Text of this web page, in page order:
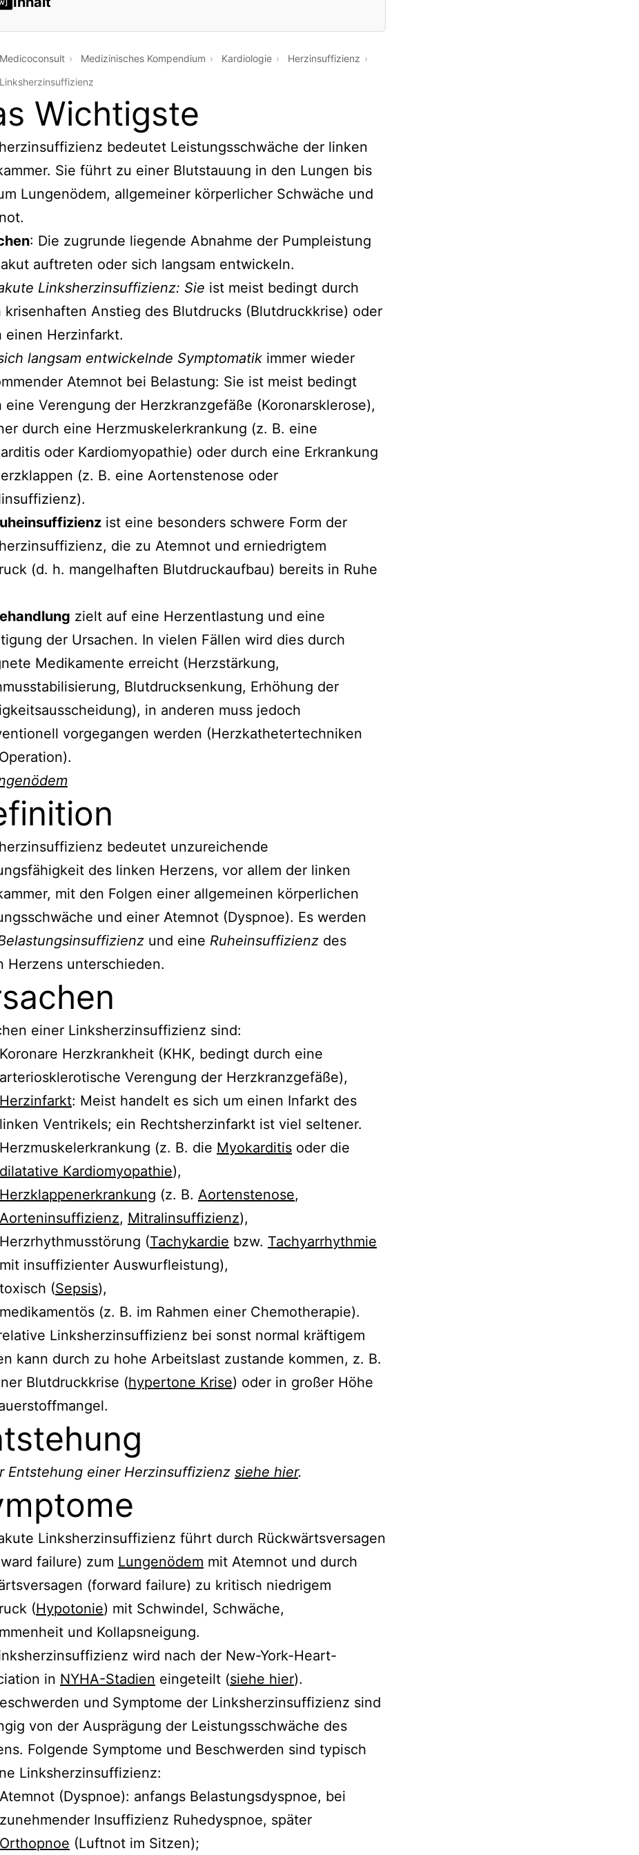
Medicoconsult Medizinisches Kompendium Kardiologie
Herzinsuffizienz
Linksherzinsuffizienz
Wichtigste
bedeutet Leistungsschwäche der linken
Sie führt zu einer Blutstauung in den Lungen bis
Lungenödem, allgemeiner körperlicher Schwäche und
: Die zugrunde liegende Abnahme der Pumpleistung
auftreten oder sich langsam entwickeln.
Linksherzinsuffizienz: Sie ist meist bedingt durch
krisenhaften Anstieg des Blutdrucks (Blutdruckkrise) oder
einen Herzinfarkt.
langsam entwickelnde Symptomatik immer wieder
Atemnot bei Belastung: Sie ist meist bedingt
eine Verengung der Herzkranzgefäße (Koronarsklerose),
durch eine Herzmuskelerkrankung (z. B. eine
oder Kardiomyopathie) oder durch eine Erkrankung
(z. B. eine Aortenstenose oder
ist eine besonders schwere Form der
die zu Atemnot und erniedrigtem
(d. h. mangelhaften Blutdruckaufbau) bereits in Ruhe
zielt auf eine Herzentlastung und eine
der Ursachen. In vielen Fällen wird dies durch
Medikamente erreicht (Herzstärkung,
Blutdrucksenkung, Erhöhung der
in anderen muss jedoch
vorgegangen werden (Herzkathetertechniken
bedeutet unzureichende
des linken Herzens, vor allem der linken
mit den Folgen einer allgemeinen körperlichen
und einer Atemnot (Dyspnoe). Es werden
und eine Ruheinsuffizienz des
Herzens unterschieden.
einer Linksherzinsuffizienz sind:
Koronare Herzkrankheit (KHK, bedingt durch eine
arteriosklerotische Verengung der Herzkranzgefäße),
Herzinfarkt: Meist handelt es sich um einen Infarkt des
linken Ventrikels; ein Rechtsherzinfarkt ist viel seltener.
Herzmuskelerkrankung (z. B. die Myokarditis oder die
dilatative Kardiomyopathie),
Herzklappenerkrankung (z. B. Aortenstenose,
Aorteninsuffizienz, Mitralinsuffizienz),
Herzrhythmusstörung (Tachykardie bzw. Tachyarrhythmie
mit insuffizienter Auswurfleistung),
toxisch (Sepsis),
medikamentös (z. B. im Rahmen einer Chemotherapie).
Linksherzinsuffizienz bei sonst normal kräftigem
kann durch zu hohe Arbeitslast zustande kommen, z. B.
Blutdruckkrise (hypertone Krise) oder in großer Höhe
Entstehung einer Herzinsuffizienz siehe hier.
Linksherzinsuffizienz führt durch Rückwärtsversagen
failure) zum Lungenödem mit Atemnot und durch
(forward failure) zu kritisch niedrigem
(Hypotonie) mit Schwindel, Schwäche,
und Kollapsneigung.
wird nach der New-York-Heart-
in NYHA-Stadien eingeteilt (siehe hier).
und Symptome der Linksherzinsuffizienz sind
von der Ausprägung der Leistungsschwäche des
Folgende Symptome und Beschwerden sind typisch
Linksherzinsuffizienz:
Atemnot (Dyspnoe): anfangs Belastungsdyspnoe, bei
zunehmender Insuffizienz Ruhedyspnoe, später
Orthopnoe (Luftnot im Sitzen);